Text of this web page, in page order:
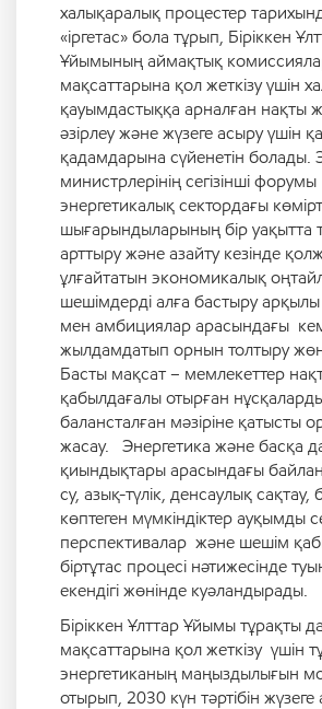
халықаралық процестер
«іргетас» бола тұрып, Біріккен
Ұйымының аймақтық
мақсаттарына қол жеткізу үшін
қауымдастыққа арналған нақты
әзірлеу және жүзеге асыру үшін
қадамдарына сүйенетін болады.
министрлерінің сегізінші форумы
энергетикалық сектордағы
шығарындыларының бір уақытта
арттыру және азайту кезінде
ұлғайтатын экономикалық
шешімдерді алға бастыру
мен амбициялар арасындағы
жылдамдатып орнын толтыру
Басты мақсат – мемлекеттер
қабылдағалы отырған
балансталған мәзіріне қатысты
жасау. Энергетика және басқа
қиындықтары арасындағы
су, азық-түлік, денсаулық сақтау,
көптеген мүмкіндіктер ауқымды
перспективалар және шешім
біртұтас процесі нәтижесінде
екендігі жөнінде куәландырады.
Біріккен Ұлттар Ұйымы тұрақты
мақсаттарына қол жеткізу үшін
энергетиканың маңыздылығын
отырып, 2030 күн тәртібін жүзеге